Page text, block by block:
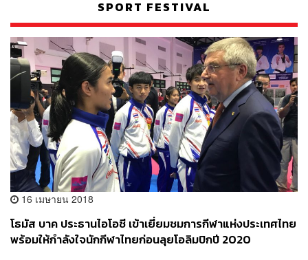
SPORT FESTIVAL
16 เมษายน 2018
โธมัส บาค ประธานไอโอซี เข้าเยี่ยมชมการกีฬาแห่งประเทศไทย
พร้อมให้กำลังใจนักกีฬาไทยก่อนลุยโอลิมปิกปี 2020